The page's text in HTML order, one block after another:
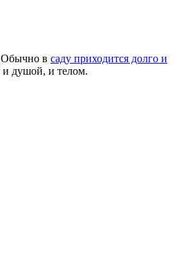
Обычно в саду приходится долго и
и душой, и телом.